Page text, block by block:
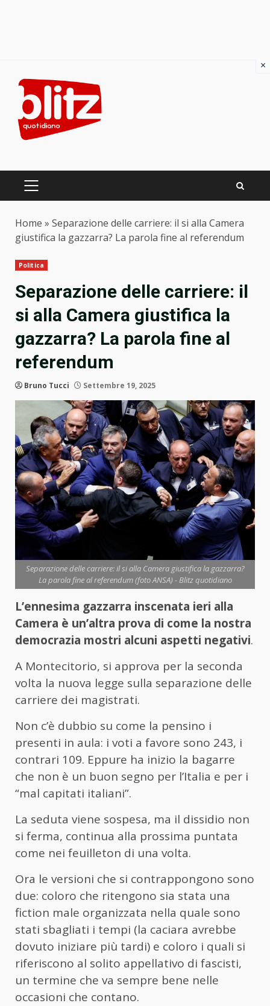
content
PRIMARY
Home » Separazione delle carriere: il si alla Camera
giustifica la gazzarra? La parola fine al referendum
Politica
Separazione delle carriere: il
si alla Camera giustifica la
gazzarra? La parola fine al
referendum
Bruno Tucci Settembre 19, 2025
Separazione delle carriere: il si alla Camera giustifica la gazzarra?
La parola fine al referendum (foto ANSA) - Blitz quotidiano
L’ennesima gazzarra inscenata ieri alla
Camera è un’altra prova di come la nostra
democrazia mostri alcuni aspetti negativi.
A Montecitorio, si approva per la seconda
volta la nuova legge sulla separazione delle
carriere dei magistrati.
Non c’è dubbio su come la pensino i
presenti in aula: i voti a favore sono 243, i
contrari 109. Eppure ha inizio la bagarre
che non è un buon segno per l’Italia e per i
“mal capitati italiani”.
La seduta viene sospesa, ma il dissidio non
si ferma, continua alla prossima puntata
come nei feuilleton di una volta.
Ora le versioni che si contrappongono sono
due: coloro che ritengono sia stata una
fiction male organizzata nella quale sono
stati sbagliati i tempi (la caciara avrebbe
dovuto iniziare più tardi) e coloro i quali si
riferiscono al solito appellativo di fascisti,
un termine che va sempre bene nelle
occasioni che contano.
×